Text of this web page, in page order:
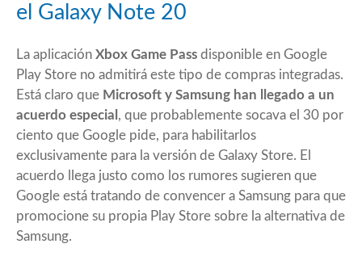
el Galaxy Note 20
La aplicación Xbox Game Pass disponible en Google
Play Store no admitirá este tipo de compras integradas.
Está claro que Microsoft y Samsung han llegado a un
acuerdo especial , que probablemente socava el 30 por
ciento que Google pide, para habilitarlos
exclusivamente para la versión de Galaxy Store. El
acuerdo llega justo como los rumores sugieren que
Google está tratando de convencer a Samsung para que
promocione su propia Play Store sobre la alternativa de
Samsung.